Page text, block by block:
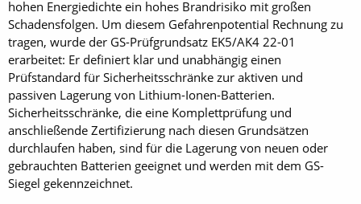
hohen Energiedichte ein hohes Brandrisiko mit großen
Schadensfolgen. Um diesem Gefahrenpotential Rechnung zu
tragen, wurde der GS-Prüfgrundsatz EK5/AK4 22-01
erarbeitet: Er definiert klar und unabhängig einen
Prüfstandard für Sicherheitsschränke zur aktiven und
passiven Lagerung von Lithium-Ionen-Batterien.
Sicherheitsschränke, die eine Komplettprüfung und
anschließende Zertifizierung nach diesen Grundsätzen
durchlaufen haben, sind für die Lagerung von neuen oder
gebrauchten Batterien geeignet und werden mit dem GS-
Siegel gekennzeichnet.